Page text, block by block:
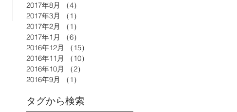
2017年8月
（4）
2017年3月
（1）
2017年2月
（1）
2017年1月
（6）
2016年12月
（15）
2016年11月
（10）
2016年10月
（2）
2016年9月
（1）
タグから検索